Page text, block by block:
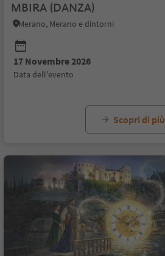
MBIRA (DANZA)
Merano, Merano e dintorni
17 Novembre 2026
data dell'evento
Scopri di più